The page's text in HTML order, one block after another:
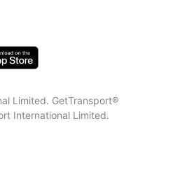
Limited. GetTransport®
International Limited.